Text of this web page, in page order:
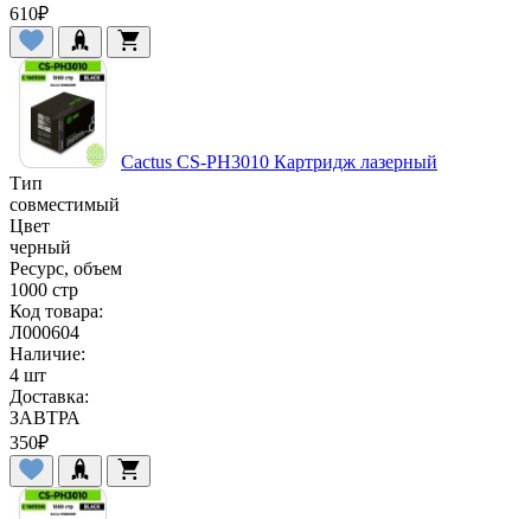
610₽
Cactus CS-PH3010 Картридж лазерный
Тип
совместимый
Цвет
черный
Ресурс, объем
1000 стр
Код товара:
Л000604
Наличие:
4 шт
Доставка:
ЗАВТРА
350₽